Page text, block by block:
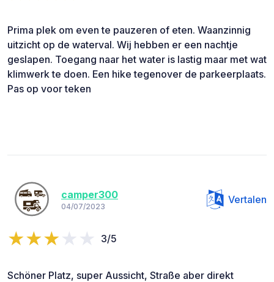
Prima plek om even te pauzeren of eten. Waanzinnig
uitzicht op de waterval. Wij hebben er een nachtje
geslapen. Toegang naar het water is lastig maar met wat
klimwerk te doen. Een hike tegenover de parkeerplaats.
Pas op voor teken
camper300
04/07/2023
Vertalen
3/5
Schöner Platz, super Aussicht, Straße aber direkt